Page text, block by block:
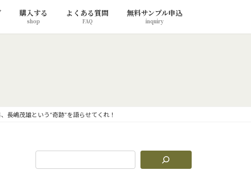
購入する
shop
よくある質問
FAQ
無料サンプル申込
inquiry
長嶋茂雄という“奇跡”を語らせてくれ！